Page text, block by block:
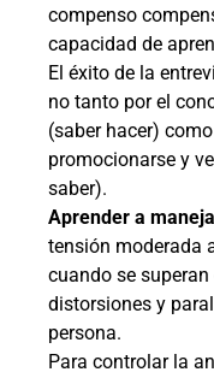
compenso
capacidad de
El éxito de la
no tanto por el
(saber hacer)
promocionarse y
saber).
Aprender a
tensión moderada
cuando se
distorsiones y
persona.
Para controlar la